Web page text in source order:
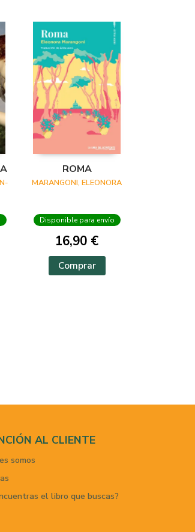
ROMA
MARANGONI, ELEONORA
Disponible para envío
16,90 €
Comprar
AL CLIENTE
somos
el libro que buscas?